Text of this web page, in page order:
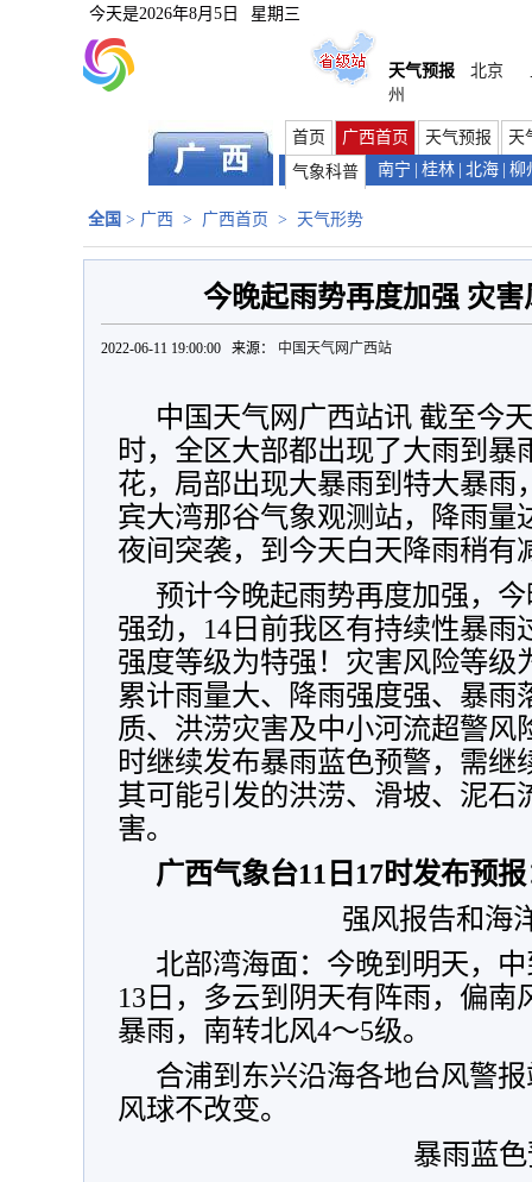
今天是2026年8月5日 星期三
天气预报 北京
州
首页 广西首页 天气预报
天
气象科普
南宁 桂林 北海 柳
全国 > 广西 > 广西首页 > 天气形势
今晚起雨势再度加强 灾
2022-06-11 19:00:00 来源： 中国天气网广西站
中国天气网广西站讯 截至今
时，全区大部都出现了大雨到暴
花，局部出现大暴雨到特大暴雨
宾大湾那谷气象观测站，降雨量
夜间突袭，到今天白天降雨稍有
预计今晚起雨势再度加强，
强劲，14日前我区有持续性暴雨
强度等级为特强！灾害风险等级
累计雨量大、降雨强度强、暴雨
质、洪涝灾害及中小河流超警风
时继续发布暴雨蓝色预警，需继
其可能引发的洪涝、滑坡、泥石
害。
广西气象台11日17时发布预
强风报告和海
北部湾海面：今晚到明天，
13日，多云到阴天有阵雨，偏南
暴雨，南转北风4～5级。
合浦到东兴沿海各地台风警
风球不改变。
暴雨蓝